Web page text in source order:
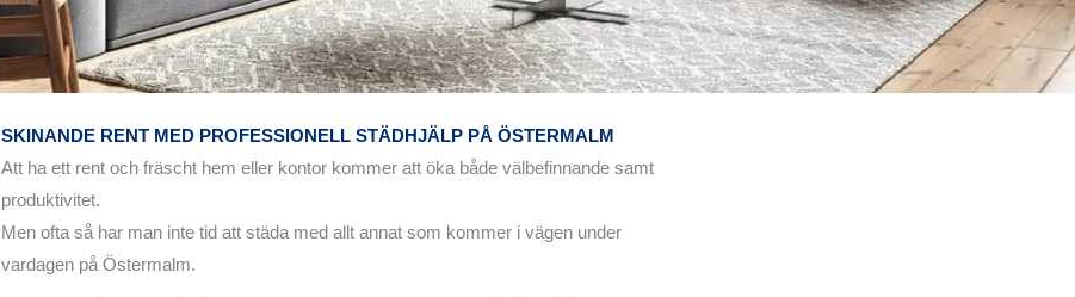
SKINANDE RENT MED PROFESSIONELL STÄDHJÄLP PÅ ÖSTERMALM
Att ha ett rent och fräscht hem eller kontor kommer att öka både välbefinnande samt
produktivitet.
Men ofta så har man inte tid att städa med allt annat som kommer i vägen under
vardagen på Östermalm.